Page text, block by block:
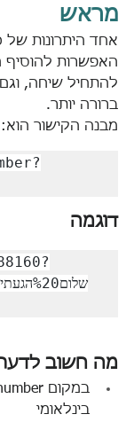
מראש
אחד היתרונות של
האפשרות להוסיף
להתחיל שיחה,
ברורה יותר.
מבנה הקישור הוא:
דוגמה
מה חשוב
בינלאומי